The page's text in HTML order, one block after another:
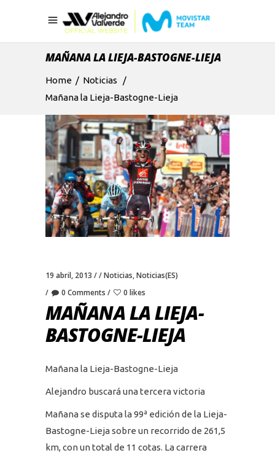
MAÑANA LA LIEJA-BASTOGNE-LIEJA
Home / Noticias
/
Mañana la Lieja-Bastogne-Lieja
19 abril, 2013 Noticias,Noticias(ES)
0 Comments
0 likes
MAÑANA LA LIEJA-
BASTOGNE-LIEJA
Mañana la Lieja-Bastogne-Lieja
Alejandro buscará una tercera victoria
Mañana se disputa la 99ª edición de la Lieja-
Bastogne-Lieja sobre un recorrido de 261,5
km, con un total de 11 cotas. La carrera